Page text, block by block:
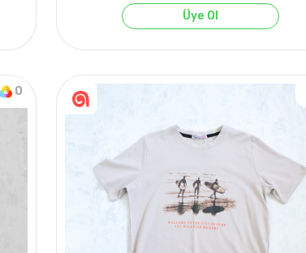
4ADET
Üye Ol
0